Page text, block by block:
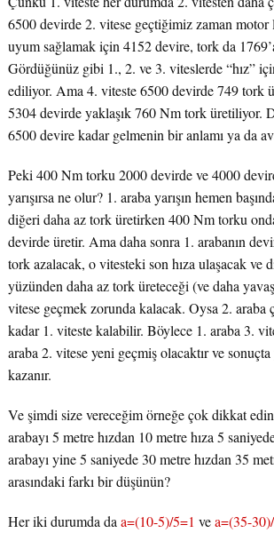
6500 devirde 2. vitese geçtiğimiz zaman motor
uyum sağlamak için 4152 devire, tork da
Gördüğünüz gibi 1., 2. ve 3. viteslerde “hız”
ediliyor. Ama 4. viteste 6500 devirde 749 tork
5304 devirde yaklaşık 760 Nm tork üretiliyor.
6500 devire kadar gelmenin bir anlamı ya da
Peki 400 Nm torku 2000 devirde ve 4000
yarışırsa ne olur? 1. araba yarışın hemen
diğeri daha az tork üretirken 400 Nm torku
devirde üretir. Ama daha sonra 1. arabanın
tork azalacak, o vitesteki son hıza ulaşacak ve
yüzünden daha az tork üreteceği (ve daha
vitese geçmek zorunda kalacak. Oysa 2.
kadar 1. viteste kalabilir. Böylece 1. araba 3.
araba 2. vitese yeni geçmiş olacaktır ve sonuçta
kazanır.
Ve şimdi size vereceğim örneğe çok dikkat
arabayı 5 metre hızdan 10 metre hıza 5
arabayı yine 5 saniyede 30 metre hızdan 35
arasındaki farkı bir düşünün?
Her iki durumda daa=(10-5)/5=1 vea=(35-